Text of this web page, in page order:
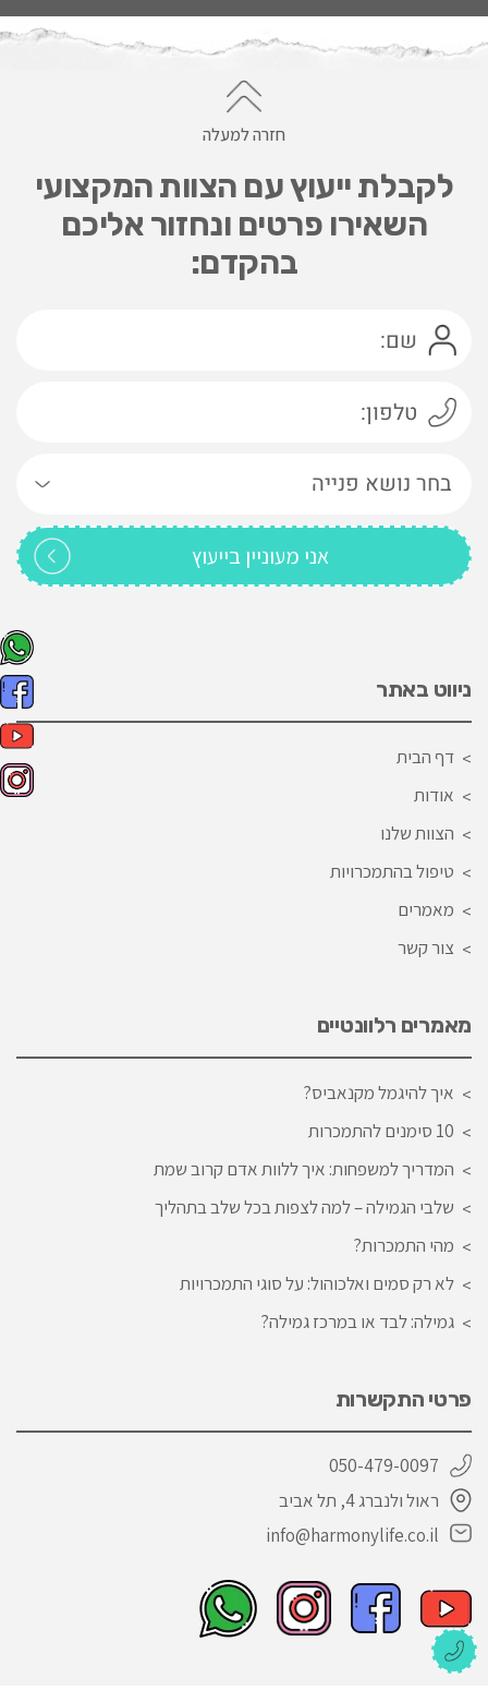
חזרה למעלה
לקבלת ייעוץ עם הצוות המקצועי
השאירו פרטים ונחזור אליכם
בהקדם:
ניווט באתר
דף הבית
אודות
הצוות שלנו
טיפול בהתמכרויות
מאמרים
צור קשר
מאמרים רלוונטיים
איך להיגמל מקנאביס?
10 סימנים להתמכרות
המדריך למשפחות: איך ללוות אדם קרוב שמת
שלבי הגמילה – למה לצפות בכל שלב בתהליך
מהי התמכרות?
לא רק סמים ואלכוהול: על סוגי התמכרויות
גמילה: לבד או במרכז גמילה?
פרטי התקשרות
050-479-0097
ראול ולנברג 4, תל אביב
info@harmonylife.co.il